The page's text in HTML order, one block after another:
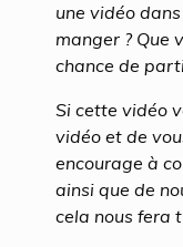
une vidéo
manger ? Que
chance de
Si cette vidéo
vidéo et de
encourage à
ainsi que de
cela nous fera